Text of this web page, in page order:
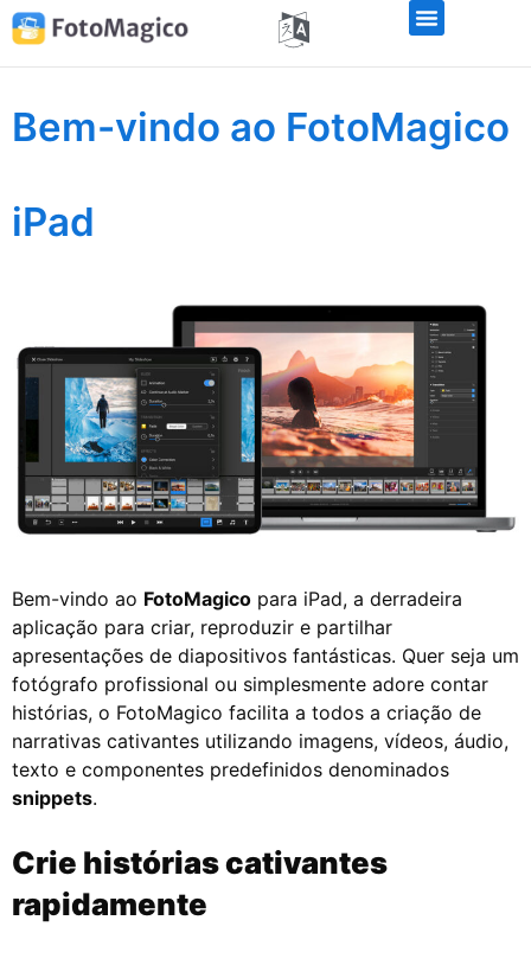
Bem-vindo ao FotoMagico
iPad
Bem-vindo ao FotoMagico para iPad, a derradeira
aplicação para criar, reproduzir e partilhar
apresentações de diapositivos fantásticas. Quer seja um
fotógrafo profissional ou simplesmente adore contar
histórias, o FotoMagico facilita a todos a criação de
narrativas cativantes utilizando imagens, vídeos, áudio,
texto e componentes predefinidos denominados
snippets.
Crie histórias cativantes
rapidamente